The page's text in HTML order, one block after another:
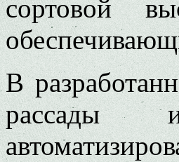
сортовой
В
рассады